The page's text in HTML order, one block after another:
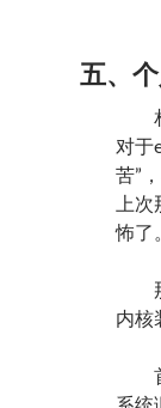
五、
相
对于
苦”
上
怖了
那
内核
首